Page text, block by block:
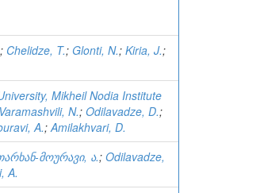
; Chelidze, T.; Glonti, N.; Kiria, J.;
Mikheil Nodia Institute
Varamashvili, N.; Odilavadze, D.;
A.;Amilakhvari, D.
მოურავი, ა.; Odilavadze,
A.